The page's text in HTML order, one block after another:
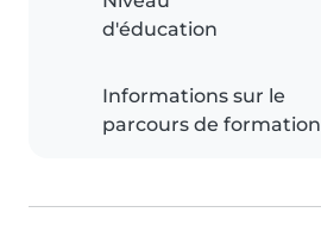
d'éducation
Informations sur le
parcours de formation